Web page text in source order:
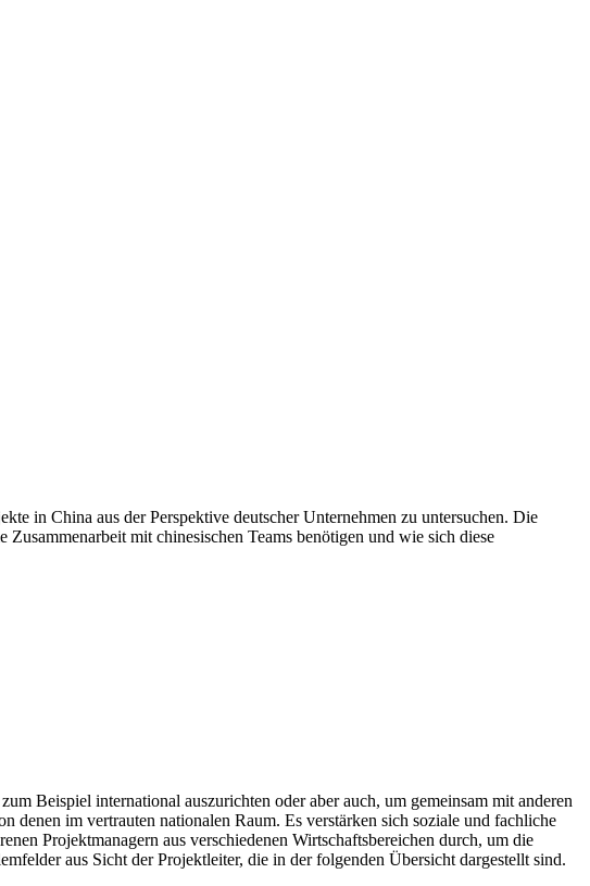
in China aus der Perspektive deutscher Unternehmen zu untersuchen. Die
mit chinesischen Teams benötigen und wie sich diese
Beispiel international auszurichten oder aber auch, um gemeinsam mit anderen
im vertrauten nationalen Raum. Es verstärken sich soziale und fachliche
Projektmanagern aus verschiedenen Wirtschaftsbereichen durch, um die
aus Sicht der Projektleiter, die in der folgenden Übersicht dargestellt sind.